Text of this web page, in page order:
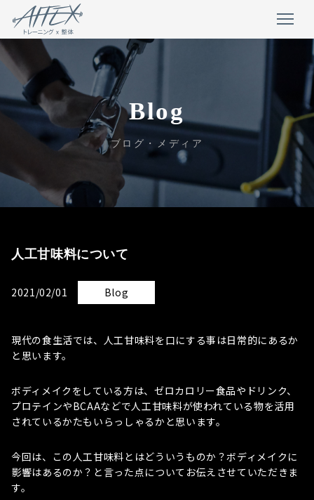
Blog
ブログ・メディア
人工甘味料について
2021/02/01 Blog
現代の食生活では、人工甘味料を口にする事は日常的にあるか
と思います。
ボディメイクをしている方は、ゼロカロリー食品やドリンク、
プロテインやBCAAなどで人工甘味料が使われている物を活用
されているかたもいらっしゃるかと思います。
今回は、この人工甘味料とはどういうものか？ボディメイクに
影響はあるのか？と言った点についてお伝えさせていただきま
す。